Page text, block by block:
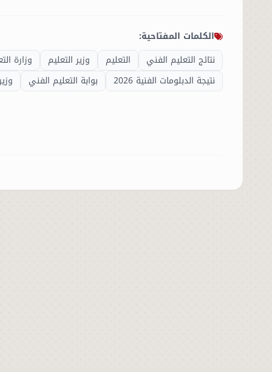
الكلمات المفتاحية:
نتائج التعليم الفني
التعليم وزير التعليم وزارة
نتيجة الدبلومات الفنية 2026
بوابة التعليم الفني